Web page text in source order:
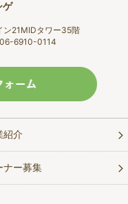
ゲ
ン21MIDタワー35階
6910-0114
紹介
ナー募集